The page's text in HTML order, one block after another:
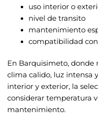
uso interior o
nivel de transito
mantenimiento
compatibilidad
En Barquisimeto, donde
clima calido, luz intensa
interior y exterior, la
considerar temperatura
mantenimiento.